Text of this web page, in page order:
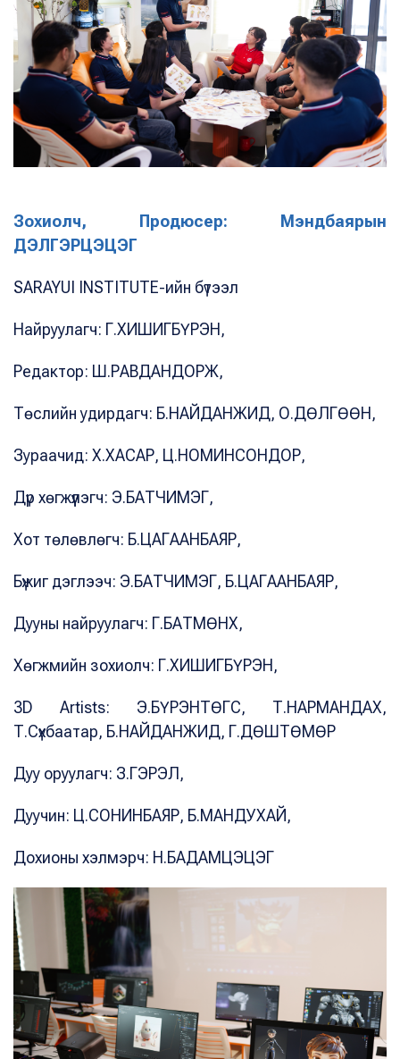
Зохиолч, Продюсер: Мэндбаярын
ДЭЛГЭРЦЭЦЭГ
SARAYUI INSTITUTE-ийн бүтээл
Найруулагч: Г.ХИШИГБҮРЭН,
Редактор: Ш.РАВДАНДОРЖ,
Төслийн удирдагч: Б.НАЙДАНЖИД, О.ДӨЛГӨӨН,
Зураачид: Х.ХАСАР, Ц.НОМИНСОНДОР,
Дүр хөгжүүлэгч: Э.БАТЧИМЭГ,
Хот төлөвлөгч: Б.ЦАГААНБАЯР,
Бүжиг дэглээч: Э.БАТЧИМЭГ, Б.ЦАГААНБАЯР,
Дууны найруулагч: Г.БАТМӨНХ,
Хөгжмийн зохиолч: Г.ХИШИГБҮРЭН,
3D Artists: Э.БҮРЭНТӨГС, Т.НАРМАНДАХ,
Т.Сүхбаатар, Б.НАЙДАНЖИД, Г.ДӨШТӨМӨР
Дуу оруулагч: З.ГЭРЭЛ,
Дуучин: Ц.СОНИНБАЯР, Б.МАНДУХАЙ,
Дохионы хэлмэрч: Н.БАДАМЦЭЦЭГ